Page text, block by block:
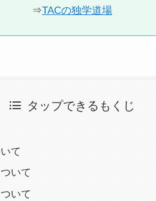
⇒TACの独学道場
タップできるもくじ
て
いて
いて